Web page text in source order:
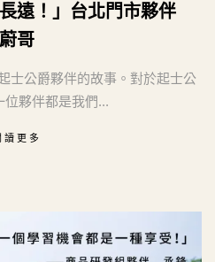
遠！」台北門市夥伴
蔚哥
公爵夥伴的故事。對於起士公
位夥伴都是我們...
讀更多